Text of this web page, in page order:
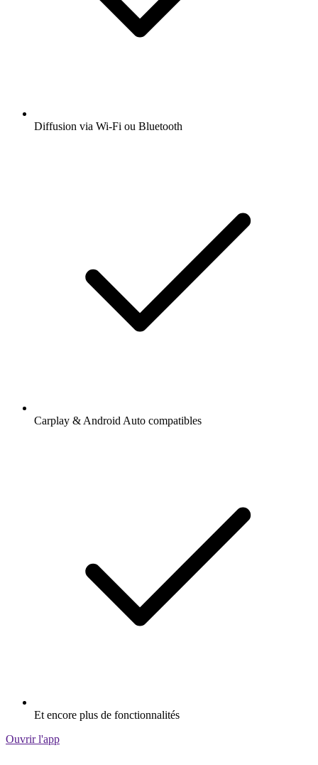
Diffusion via Wi-Fi ou Bluetooth
Carplay & Android Auto compatibles
Et encore plus de fonctionnalités
Ouvrir l'app